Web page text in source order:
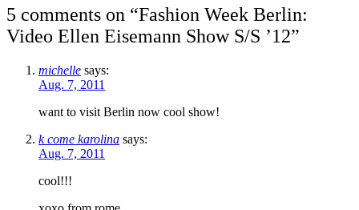
5 comments on “Fashion Week Berlin:
Video Ellen Eisemann Show S/S ’12”
michelle says:
Aug. 7, 2011
want to visit Berlin now cool show!
k come karolina says:
Aug. 7, 2011
cool!!!